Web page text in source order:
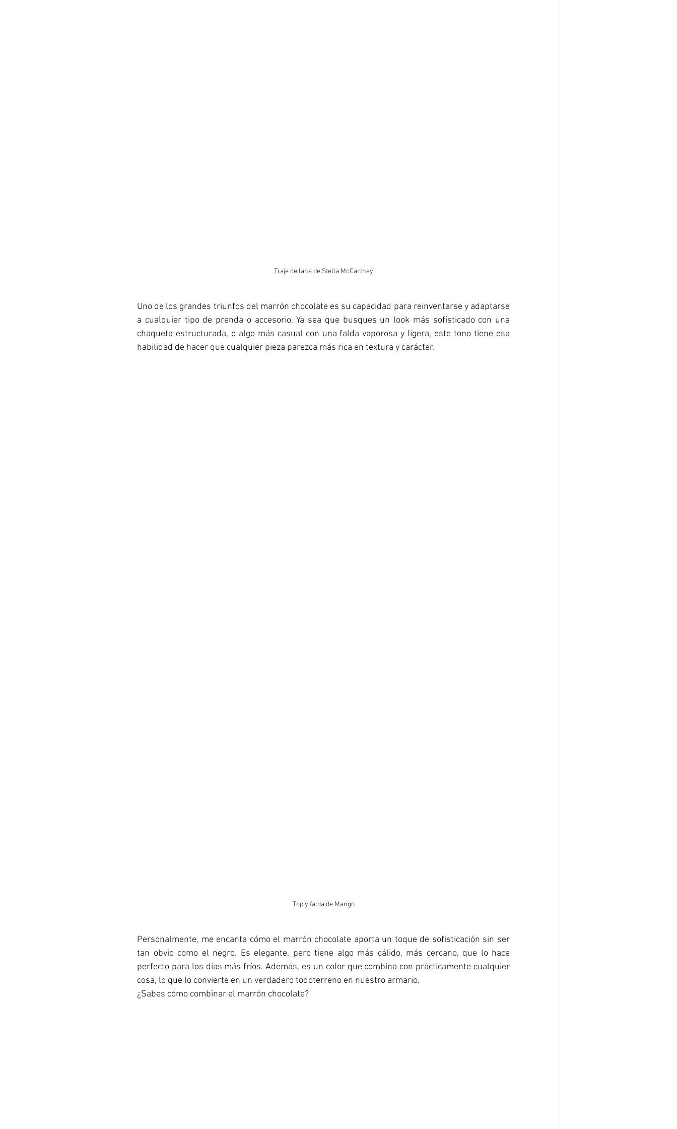
Traje de lana de Stella McCartney
Uno de los grandes triunfos del marrón chocolate es su capacidad para reinventarse y adaptarse
a cualquier tipo de prenda o accesorio. Ya sea que busques un look más sofisticado con una
chaqueta estructurada, o algo más casual con una falda vaporosa y ligera, este tono tiene esa
habilidad de hacer que cualquier pieza parezca más rica en textura y carácter.
Top y falda de Mango
Personalmente, me encanta cómo el marrón chocolate aporta un toque de sofisticación sin ser
tan obvio como el negro. Es elegante, pero tiene algo más cálido, más cercano, que lo hace
perfecto para los días más fríos. Además, es un color que combina con prácticamente cualquier
cosa, lo que lo convierte en un verdadero todoterreno en nuestro armario.
¿Sabes cómo combinar el marrón chocolate?